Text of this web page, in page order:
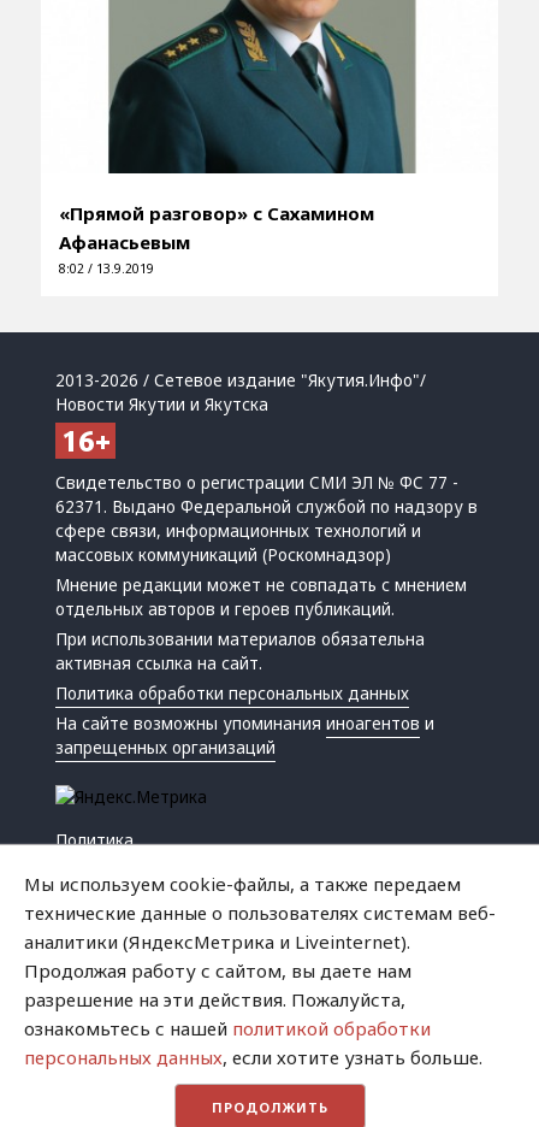
«Прямой разговор» с Сахамином
Афанасьевым
8:02 / 13.9.2019
2013-2026 / Сетевое издание "Якутия.Инфо"/
Новости Якутии и Якутска
Свидетельство о регистрации СМИ ЭЛ № ФС 77 -
62371. Выдано Федеральной службой по надзору в
сфере связи, информационных технологий и
массовых коммуникаций (Роскомнадзор)
Мнение редакции может не совпадать с мнением
отдельных авторов и героев публикаций.
При использовании материалов обязательна
активная ссылка на сайт.
Политика обработки персональных данных
На сайте возможны упоминанияиноагентов и
запрещенных организаций
Политика
Криминал
Успех
Хватит это терпеть
Мы используем cookie-файлы, а также передаем
технические данные о пользователях системам веб-
аналитики (ЯндексМетрика и Liveinternet).
Продолжая работу с сайтом, вы даете нам
разрешение на эти действия. Пожалуйста,
ознакомьтесь с нашей политикой обработки
персональных данных, если хотите узнать больше.
ПРОДОЛЖИТЬ